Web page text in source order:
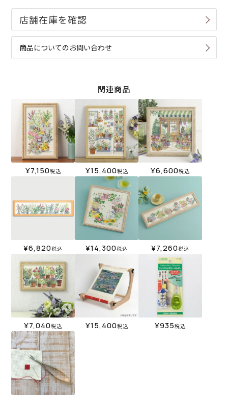
商品についてのお問い合わせ
関連商品
¥7,150税込 ¥15,400税込 ¥6,600税込
¥6,820税込 ¥14,300税込 ¥7,260税込
¥7,040税込 ¥15,400税込 ¥935税込